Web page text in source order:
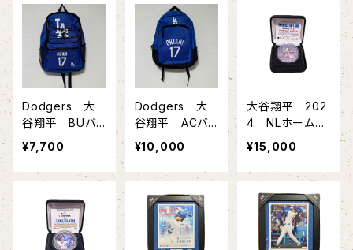
Dodgers 大
谷翔平 BUバッ
クパック FOC
O社
¥7,700
Dodgers 大
谷翔平 ACバッ
クパック FOC
O社
¥10,000
大谷翔平 202
4 NLホームラ
ン王記念グッ
ズ ゴールドコ
イン
¥15,000